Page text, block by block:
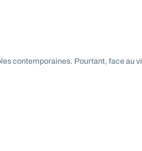
contemporaines. Pourtant, face au